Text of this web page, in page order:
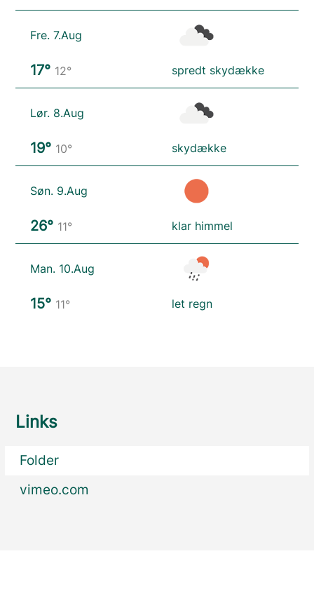
Fre. 7.Aug
17° 12° spredt skydække
Lør. 8.Aug
19° 10° skydække
Søn. 9.Aug
26° 11° klar himmel
Man. 10.Aug
15° 11° let regn
Links
Folder
vimeo.com